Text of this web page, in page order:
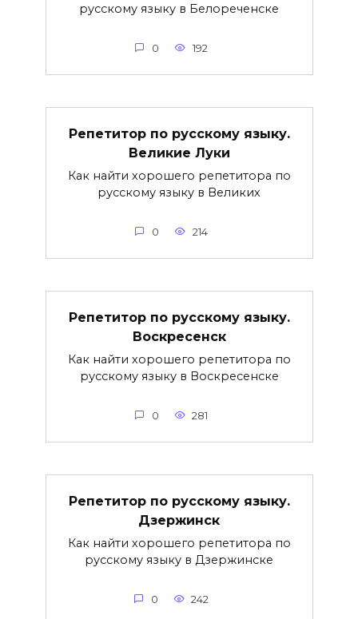
русскому языку в Белореченске
0 192
Репетитор по русскому языку.
Великие Луки
Как найти хорошего репетитора по
русскому языку в Великих
0 214
Репетитор по русскому языку.
Воскресенск
Как найти хорошего репетитора по
русскому языку в Воскресенске
0 281
Репетитор по русскому языку.
Дзержинск
Как найти хорошего репетитора по
русскому языку в Дзержинске
0 242